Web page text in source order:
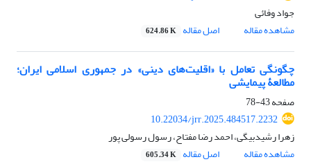
جواد وفائی
مشاهده مقاله
اصل مقاله 624.86 K
چگونگی تعامل با «اقلیت‌های دینی» در جمهوری اسلامی ایران؛
مطالعۀ پیمایشی
صفحه43-78
10.22034/jrr.2025.484517.2232
زهرا رشیدبیگی، احمد رضا مفتاح، رسول رسولی پور
مشاهده مقاله
اصل مقاله 605.34 K